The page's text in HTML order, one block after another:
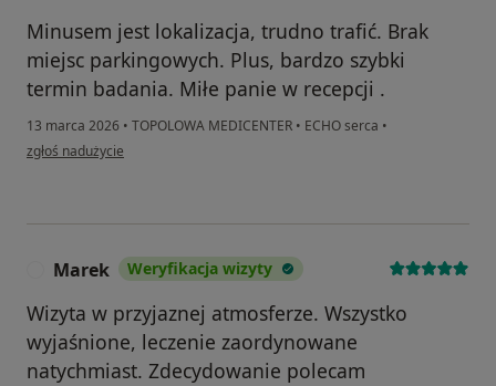
Minusem jest lokalizacja, trudno trafić. Brak
miejsc parkingowych. Plus, bardzo szybki
termin badania. Miłe panie w recepcji .
13 marca 2026 • TOPOLOWA MEDICENTER • ECHO serca •
w opinii użytkownika Agnieszka
zgłoś nadużycie
Marek Weryfikacja wizyty
Wizyta w przyjaznej atmosferze. Wszystko
wyjaśnione, leczenie zaordynowane
natychmiast. Zdecydowanie polecam